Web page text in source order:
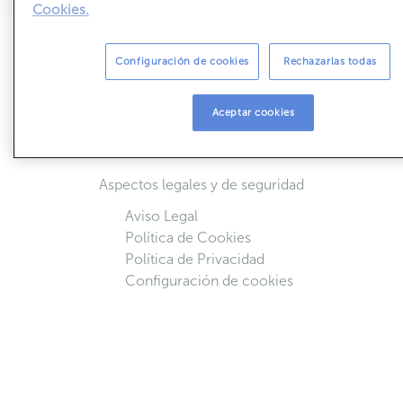
Sobre ABANCA Inmuebles
Simulador de cuotas
Acceso colaboradores
Quiénes Somos
Aspectos legales y de seguridad
Aviso Legal
Política de Cookies
Política de Privacidad
Configuración de cookies
Cookies.
Configuración de cookies
Aceptar cookies
Rechazarlas todas